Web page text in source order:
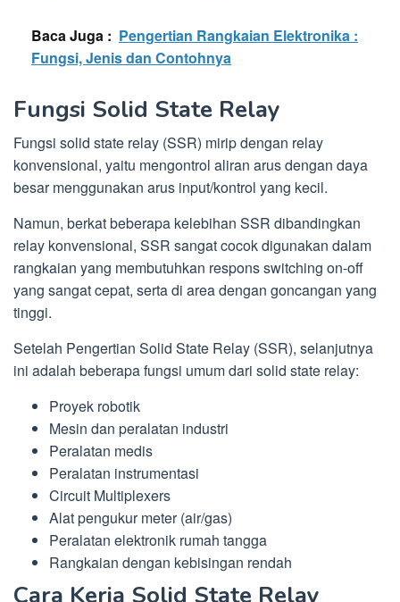
Baca Juga : Pengertian Rangkaian Elektronika :
Fungsi, Jenis dan Contohnya
Fungsi Solid State Relay
Fungsi solid state relay (SSR) mirip dengan relay
konvensional, yaitu mengontrol aliran arus dengan daya
besar menggunakan arus input/kontrol yang kecil.
Namun, berkat beberapa kelebihan SSR dibandingkan
relay konvensional, SSR sangat cocok digunakan dalam
rangkaian yang membutuhkan respons switching on-off
yang sangat cepat, serta di area dengan goncangan yang
tinggi.
Setelah Pengertian Solid State Relay (SSR), selanjutnya
ini adalah beberapa fungsi umum dari solid state relay:
Proyek robotik
Mesin dan peralatan industri
Peralatan medis
Peralatan instrumentasi
Circuit Multiplexers
Alat pengukur meter (air/gas)
Peralatan elektronik rumah tangga
Rangkaian dengan kebisingan rendah
Cara Kerja Solid State Relay